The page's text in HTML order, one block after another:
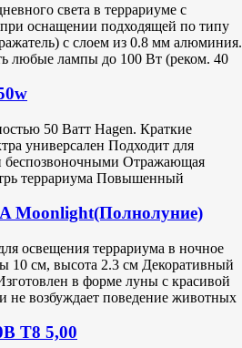
света в террариуме с
оснащении подходящей по типу
с слоем из 0.8 мм алюминия.
любые лампы до 100 Вт (реком. 40
50 Ватт Hagen. Краткие
универсален Подходит для
беспозвоночными Отражающая
террариума Повышенный
Moonlight(Полнолуние)
освещения террариума в ночное
10 см, высота 2.3 см Декоративный
в форме луны с красивой
не возбуждает поведение животных
Т8 5,00